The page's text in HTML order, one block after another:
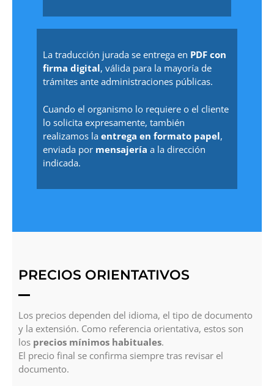
La traducción jurada se entrega en PDF con
firma digital, válida para la mayoría de
trámites ante administraciones públicas.
Cuando el organismo lo requiere o el cliente
lo solicita expresamente, también
realizamos la entrega en formato papel,
enviada por mensajería a la dirección
indicada.
PRECIOS ORIENTATIVOS
Los precios dependen del idioma, el tipo de documento
y la extensión. Como referencia orientativa, estos son
los precios mínimos habituales.
El precio final se confirma siempre tras revisar el
documento.